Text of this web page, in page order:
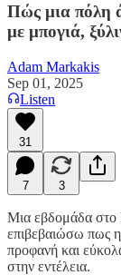
Πώς μια πόλη
με μπογιά,
Adam Markakis
Sep 01, 2025
Listen
31
7 3
Μια εβδομάδα στο
επιβεβαιώσω πως
προφανή και
στην εντέλεια.